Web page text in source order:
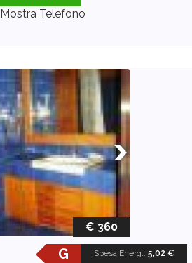
Mostra Telefono
€ 360
Spesa Energ.: 5,02 €
G